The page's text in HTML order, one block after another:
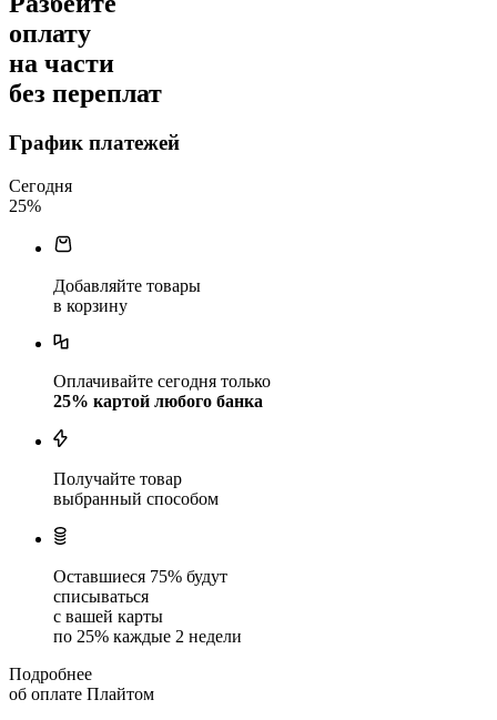
оплату
на части
без переплат
График платежей
Сегодня
25%
Добавляйте товары
в корзину
Оплачивайте сегодня только
25% картой любого банка
Получайте товар
выбранный способом
Оставшиеся 75% будут
списываться
с вашей карты
по 25% каждые 2 недели
Подробнее
об оплате Плайтом